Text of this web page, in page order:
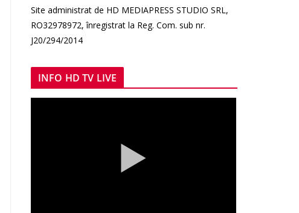
Site administrat de HD MEDIAPRESS STUDIO SRL,
RO32978972, înregistrat la Reg. Com. sub nr.
J20/294/2014
INFO HD TV LIVE